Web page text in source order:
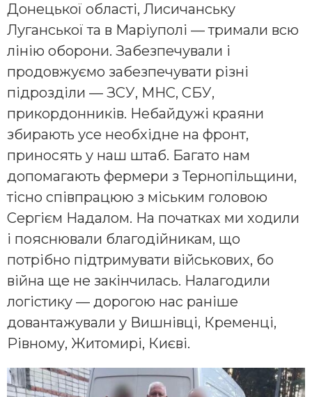
Донецької області, Лисичанську
Луганської та в Маріуполі — тримали всю
лінію оборони. Забезпечували і
продовжуємо забезпечувати різні
підрозділи — ЗСУ, МНС, СБУ,
прикордонників. Небайдужі краяни
збирають усе необхідне на фронт,
приносять у наш штаб. Багато нам
допомагають фермери з Тернопільщини,
тісно співпрацюю з міським головою
Сергієм Надалом. На початках ми ходили
і пояснювали благодійникам, що
потрібно підтримувати військових, бо
війна ще не закінчилась. Налагодили
логістику — дорогою нас раніше
довантажували у Вишнівці, Кременці,
Рівному, Житомирі, Києві.